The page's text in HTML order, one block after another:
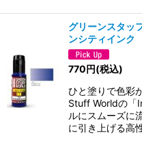
グリーンスタッ
ンシティイン
770円(税込)
ひと塗りで色彩
Stuff Worldの「
ルにスムーズに
に引き上げる高